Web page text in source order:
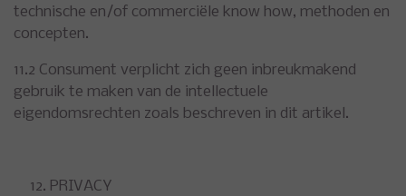
technische en/of commerciële know how, methoden en
concepten.
11.2 Consument verplicht zich geen inbreukmakend
gebruik te maken van de intellectuele
eigendomsrechten zoals beschreven in dit artikel.
PRIVACY